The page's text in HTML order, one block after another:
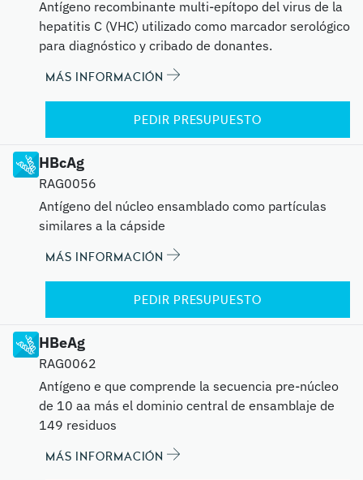
Antígeno recombinante multi-epítopo del virus de la
hepatitis C (VHC) utilizado como marcador serológico
para diagnóstico y cribado de donantes.
MÁS INFORMACIÓN
PEDIR PRESUPUESTO
HBcAg
RAG0056
Antígeno del núcleo ensamblado como partículas
similares a la cápside
MÁS INFORMACIÓN
PEDIR PRESUPUESTO
HBeAg
RAG0062
Antígeno e que comprende la secuencia pre-núcleo
de 10 aa más el dominio central de ensamblaje de
149 residuos
MÁS INFORMACIÓN